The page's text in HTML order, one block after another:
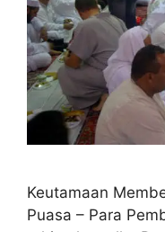
Keutamaan
Puasa – Para